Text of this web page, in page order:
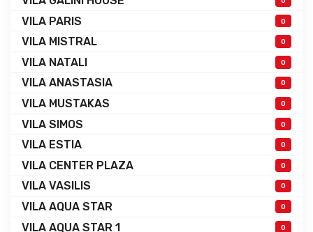
VILA PARIS 0
VILA MISTRAL 0
VILA NATALI 0
VILA ANASTASIA 0
VILA MUSTAKAS 0
VILA SIMOS 0
VILA ESTIA 0
VILA CENTER PLAZA 0
VILA VASILIS 0
VILA AQUA STAR 0
VILA AQUA STAR 1 0